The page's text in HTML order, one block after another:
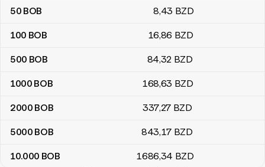
50 BOB 8,43 BZD
100 BOB 16,86 BZD
500 BOB 84,32 BZD
1000 BOB 168,63 BZD
2000 BOB 337,27 BZD
5000 BOB 843,17 BZD
10.000 BOB 1686,34 BZD